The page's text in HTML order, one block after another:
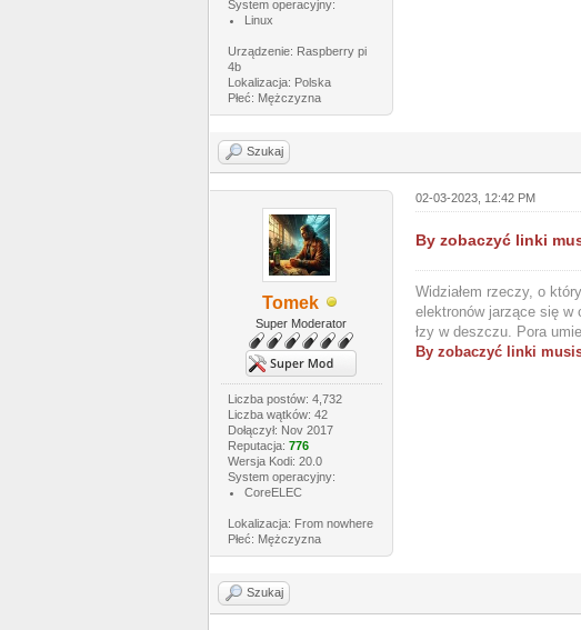
System operacyjny:
Linux
Urządzenie: Raspberry pi
4b
Lokalizacja: Polska
Płeć: Mężczyzna
Szukaj
Tomek
Super Moderator
Liczba postów: 4,732
Liczba wątków: 42
Dołączył: Nov 2017
Reputacja: 776
Wersja Kodi: 20.0
System operacyjny:
CoreELEC
Lokalizacja: From nowhere
Płeć: Mężczyzna
02-03-2023, 12:42 PM
By zobaczyć linki
Widziałem rzeczy, o
elektronów jarzące się w
łzy w deszczu. Pora
By zobaczyć linki
Szukaj